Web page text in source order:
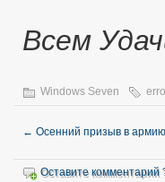
Всем
Windows Seven
← Осенний призыв в
Оставите комментарий